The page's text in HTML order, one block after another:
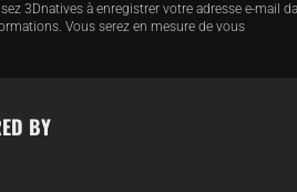
3Dnatives à enregistrer votre adresse e-mail
Vous serez en mesure de vous
BY